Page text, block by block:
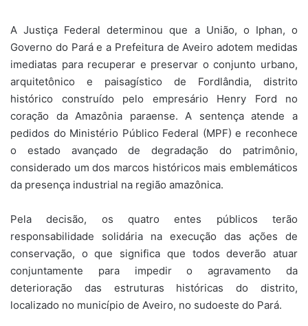
A Justiça Federal determinou que a União, o Iphan, o
Governo do Pará e a Prefeitura de Aveiro adotem medidas
imediatas para recuperar e preservar o conjunto urbano,
arquitetônico e paisagístico de Fordlândia, distrito
histórico construído pelo empresário Henry Ford no
coração da Amazônia paraense. A sentença atende a
pedidos do Ministério Público Federal (MPF) e reconhece
o estado avançado de degradação do patrimônio,
considerado um dos marcos históricos mais emblemáticos
da presença industrial na região amazônica.
Pela decisão, os quatro entes públicos terão
responsabilidade solidária na execução das ações de
conservação, o que significa que todos deverão atuar
conjuntamente para impedir o agravamento da
deterioração das estruturas históricas do distrito,
localizado no município de Aveiro, no sudoeste do Pará.